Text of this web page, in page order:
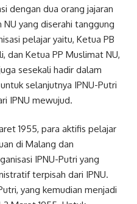
dengan dua orang jajaran
yang diserahi tanggung
pelajar yaitu, Ketua PB
dan Ketua PP Muslimat NU,
sesekali hadir dalam
selanjutnya IPNU-Putri
IPNU mewujud.
1955, para aktifis pelajar
di Malang dan
IPNU-Putri yang
terpisah dari IPNU.
yang kemudian menjadi